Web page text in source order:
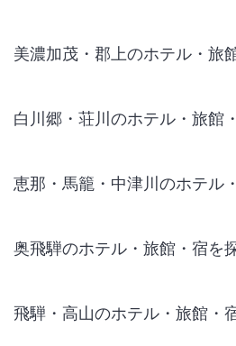
美濃加茂・郡上のホテル・旅
白川郷・荘川のホテル・旅館
恵那・馬籠・中津川のホテル
奥飛騨のホテル・旅館・宿を
飛騨・高山のホテル・旅館・